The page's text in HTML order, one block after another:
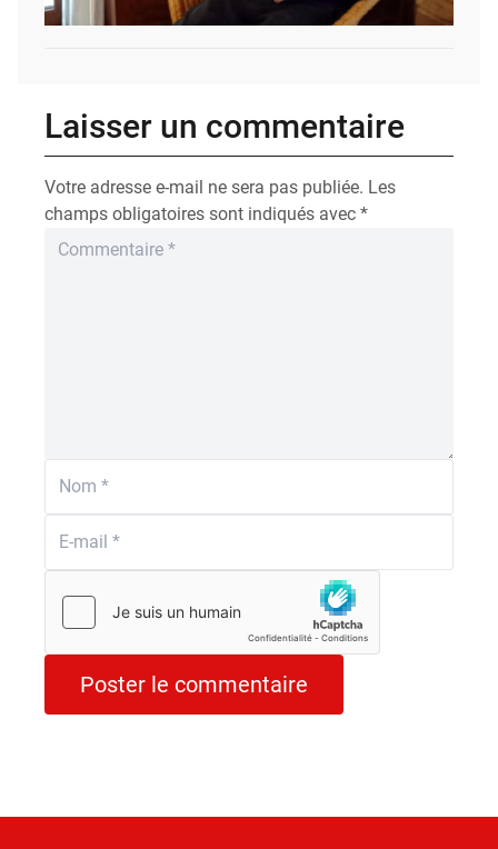
Laisser un commentaire
Votre adresse e-mail ne sera pas publiée. Les
champs obligatoires sont indiqués avec *